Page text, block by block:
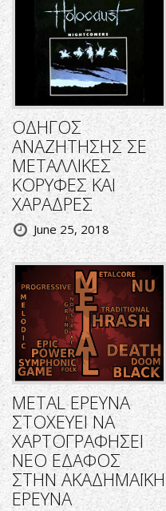
ΟΔΗΓΟΣ
ΑΝΑΖΗΤΗΣΗΣ ΣΕ
ΜΕΤΑΛΛΙΚΕΣ
ΚΟΡΥΦΕΣ ΚΑΙ
ΧΑΡΑΔΡΕΣ
June 25, 2018
METAL ΕΡΕΥΝΑ
ΣΤΟΧΕΥΕΙ ΝΑ
ΧΑΡΤΟΓΡΑΦΗΣΕΙ
ΝΕΟ ΕΔΑΦΟΣ
ΣΤΗΝ ΑΚΑΔΗΜΑΪΚΗ
ΕΡΕΥΝΑ